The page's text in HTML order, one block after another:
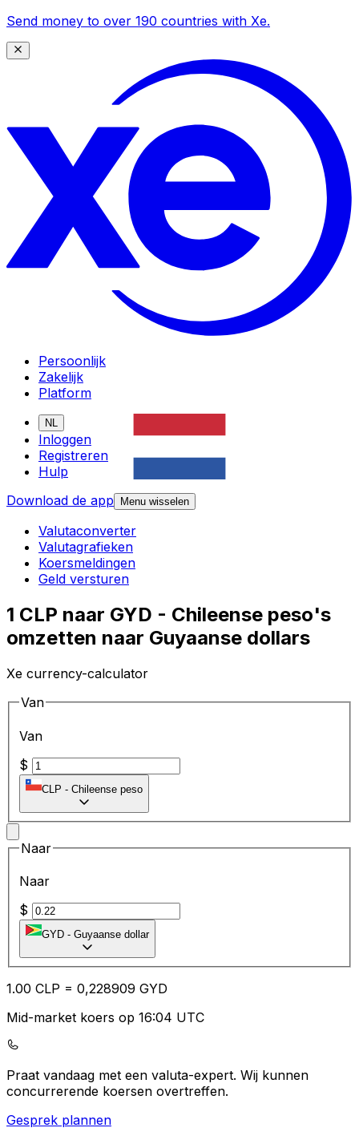
Send money to over 190 countries with Xe.
Persoonlijk
Zakelijk
Platform
NL
Inloggen
Registreren
Hulp
Download de app
Menu wisselen
Valutaconverter
Valutagrafieken
Koersmeldingen
Geld versturen
1 CLP naar GYD - Chileense peso's
omzetten naar Guyaanse dollars
Xe currency-calculator
Van
Van
$
CLP - Chileense peso
Naar
Naar
$
GYD - Guyaanse dollar
1.00 CLP = 0,228909 GYD
Mid-market koers op 16:04 UTC
Praat vandaag met een valuta-expert. Wij kunnen
concurrerende koersen overtreffen.
Gesprek plannen